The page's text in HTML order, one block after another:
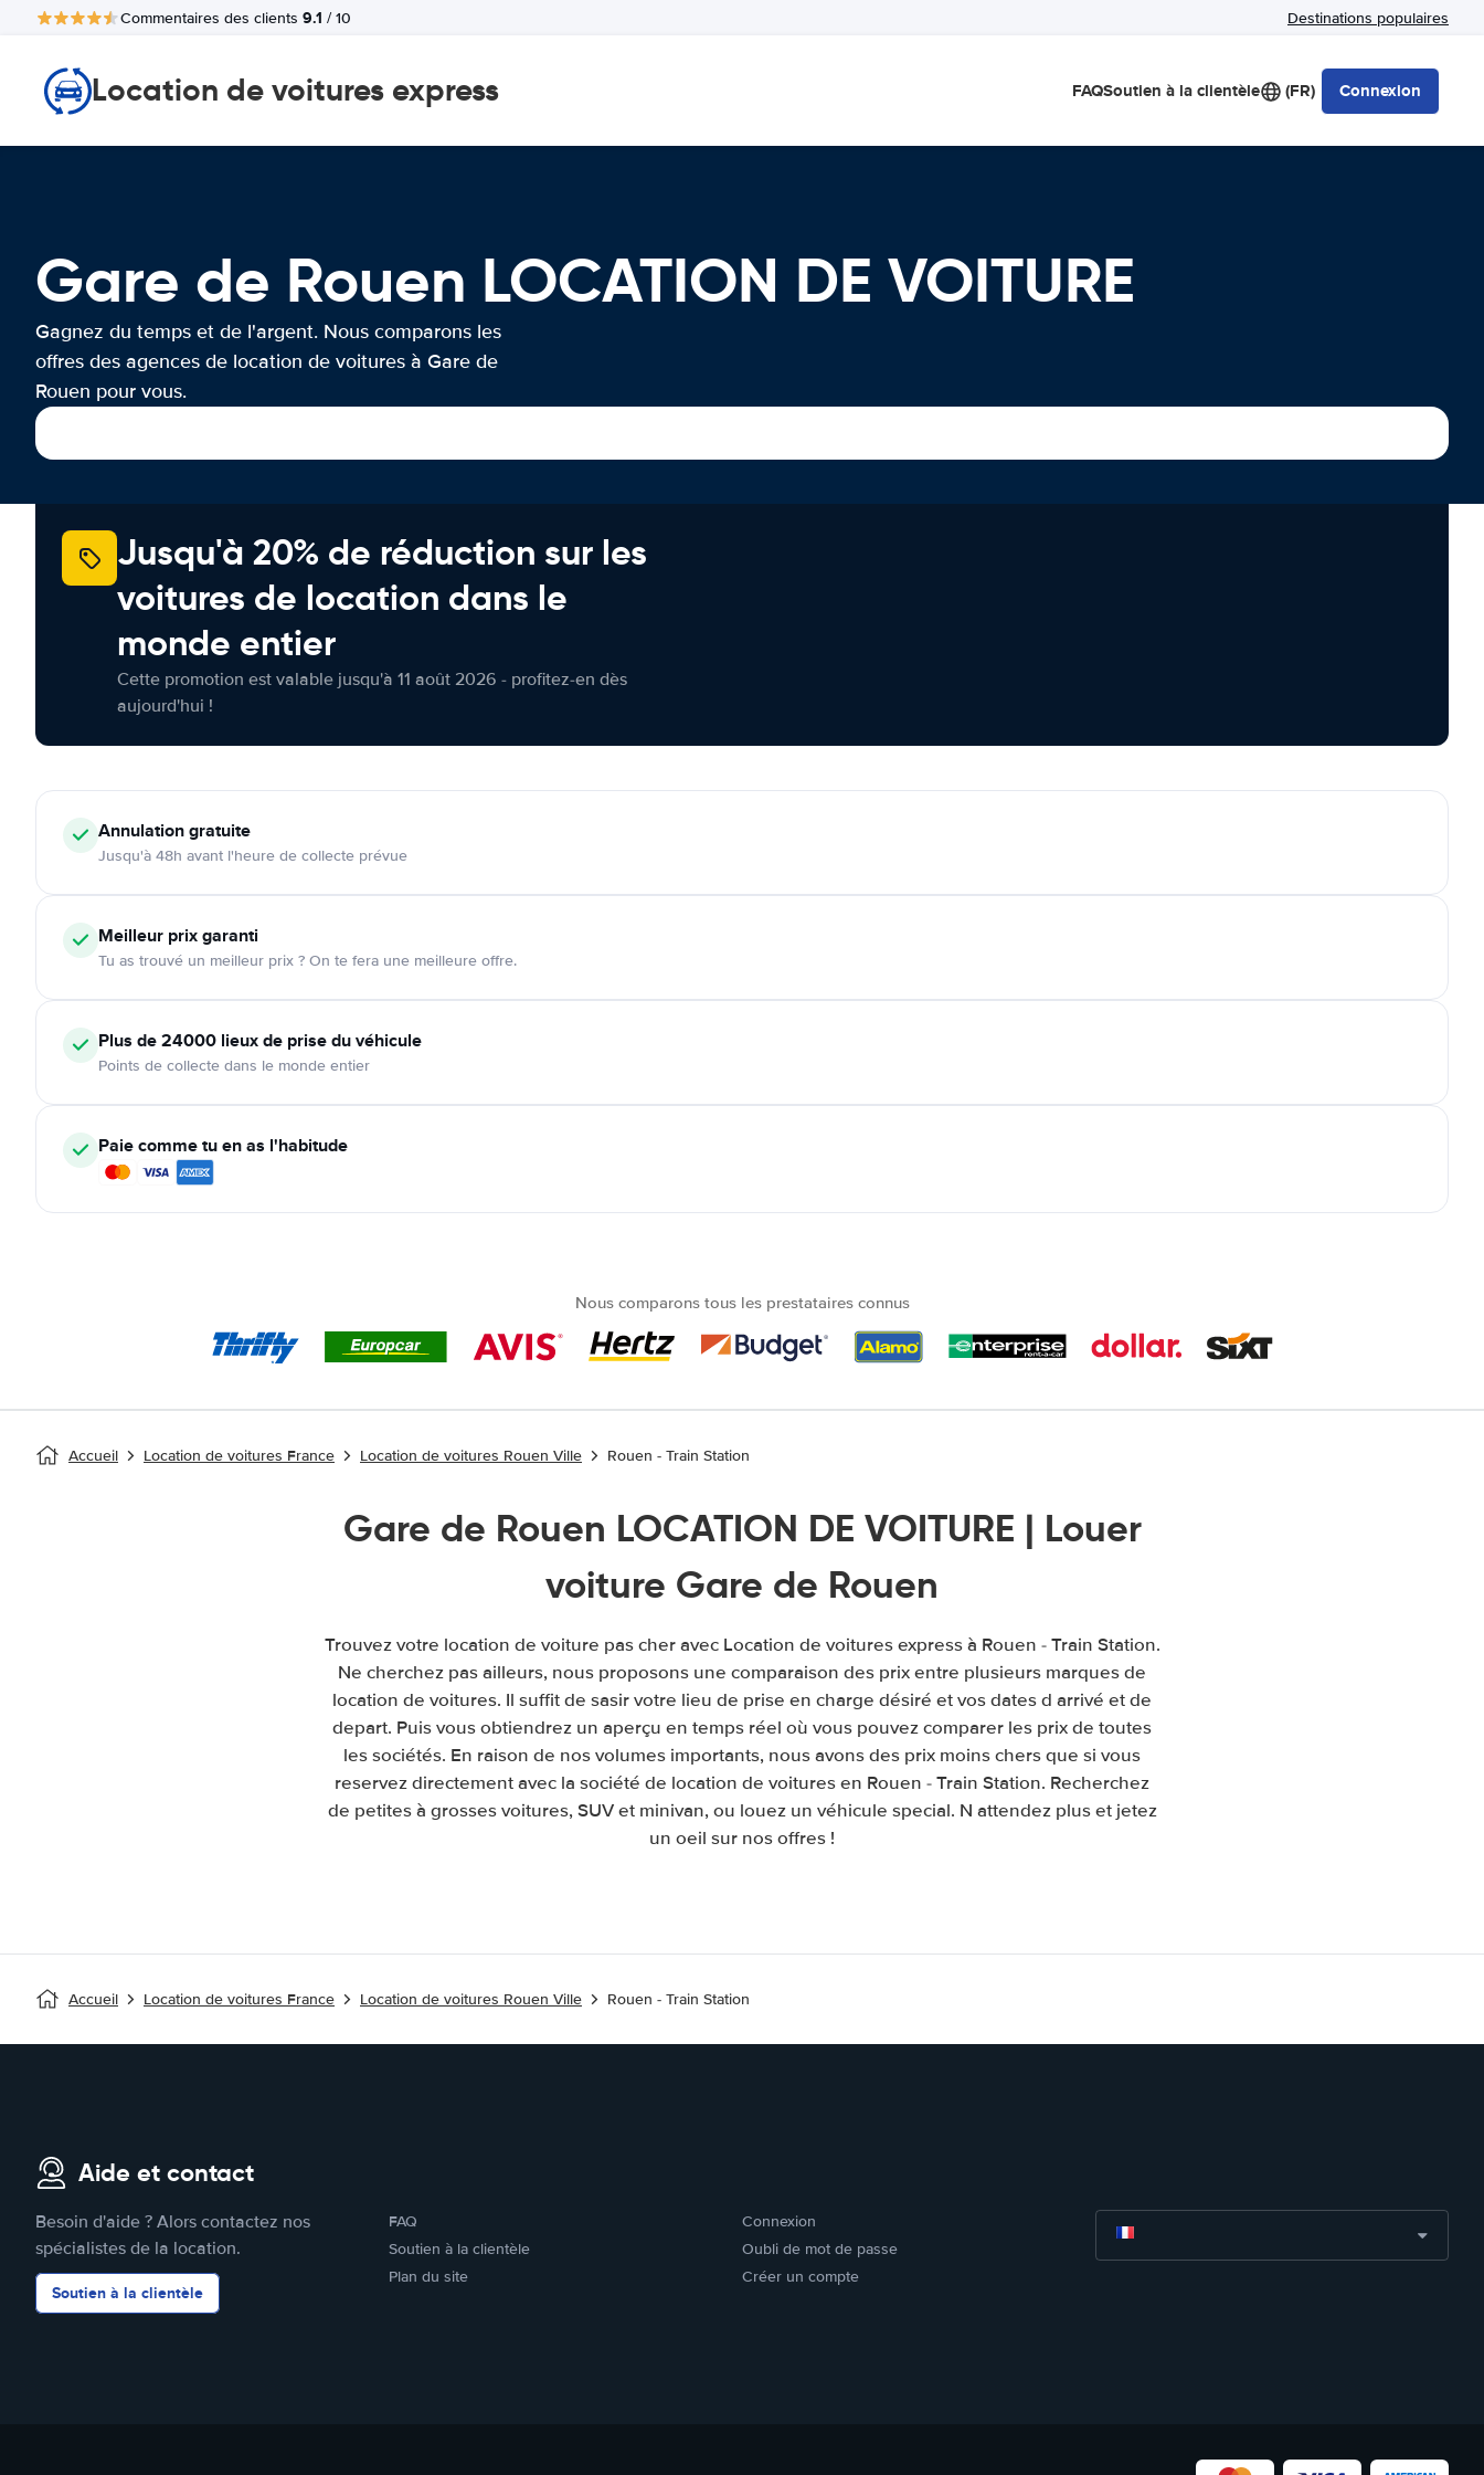
Commentaires des clients 9.1 / 10 Destinations populaires
Location de voitures express FAQSoutien à la clientèle (FR) Connexion
Gare de Rouen LOCATION DE VOITURE
Gagnez du temps et de l'argent. Nous comparons les
offres des agences de location de voitures à Gare de
Rouen pour vous.
Jusqu'à 20% de réduction sur les
voitures de location dans le
monde entier
Cette promotion est valable jusqu'à 11 août 2026 - profitez-en dès
aujourd'hui !
Annulationgratuite
Jusqu'à 48h avant l'heure de collecte prévue
Meilleur prix garanti
Tu as trouvé un meilleur prix ? On te fera une meilleure offre.
Plus de 24000 lieux de prise du véhicule
Points de collecte dans le monde entier
Paie comme tu en as l'habitude
Nous comparons tous les prestataires connus
Accueil Location de voitures France Location de voitures Rouen Ville Rouen - Train Station
Gare de Rouen LOCATION DE VOITURE | Louer
voiture Gare de Rouen
Trouvez votre location de voiture pas cher avec Location de voitures express à Rouen - Train Station.
Ne cherchez pas ailleurs, nous proposons une comparaison des prix entre plusieurs marques de
location de voitures. Il suffit de sasir votre lieu de prise en charge désiré et vos dates d arrivé et de
depart. Puis vous obtiendrez un aperçu en temps réel où vous pouvez comparer les prix de toutes
les sociétés. En raison de nos volumes importants, nous avons des prix moins chers que si vous
reservez directement avec la société de location de voitures en Rouen - Train Station. Recherchez
de petites à grosses voitures, SUV et minivan, ou louez un véhicule special. N attendez plus et jetez
un oeil sur nos offres !
Accueil Location de voitures France Location de voitures Rouen Ville Rouen - Train Station
Aide et contact
Besoin d'aide ? Alors contactez nos
spécialistes de la location.
Soutien à la clientèle
FAQ
Soutien à la clientèle
Plan du site
Connexion
Oubli de mot de passe
Créer un compte